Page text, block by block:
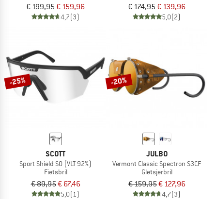
€ 199,95€ 159,96
4,7(3)
€ 174,95€ 139,96
5,0(2)
-25%
SCOTT
Sport Shield S0 (VLT 92%)
Fietsbril
€ 89,95€ 67,46
5,0(1)
-20%
JULBO
Vermont Classic Spectron S3CF
Gletsjerbril
€ 159,95€ 127,96
4,7(3)